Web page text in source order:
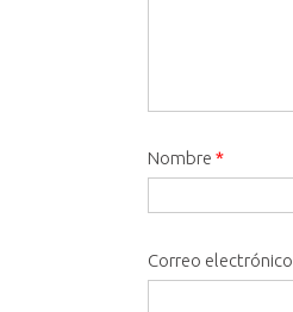
Nombre *
Correo electrónico